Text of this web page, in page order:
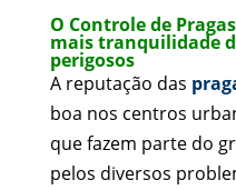
O Controle de
mais tranquilidade
perigosos
A reputação das
boa nos centros
que fazem parte do
pelos diversos